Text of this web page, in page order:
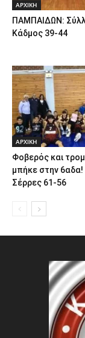
ΑΡΧΙΚΗ
ΠΑΜΠΑΙΔΩΝ:
Κάδμος 39-44
ΑΡΧΙΚΗ
Φοβερός και
μπήκε στην
Σέρρες 61-56